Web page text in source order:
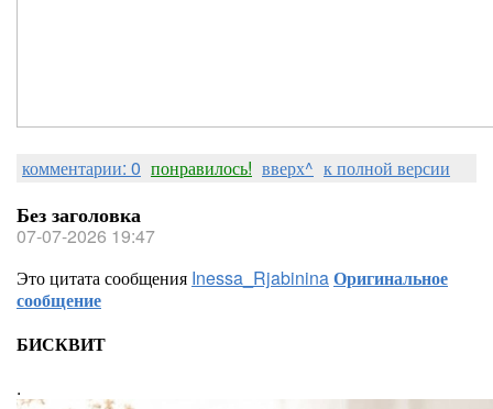
комментарии: 0 понравилось! вверх^ к полной версии
Без заголовка
07-07-2026 19:47
Это цитата сообщения Inessa_RjabininaОригинальное
сообщение
БИСКВИТ
.